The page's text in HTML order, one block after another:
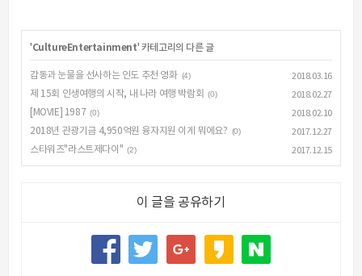
'CultureEntertainment' 카테고리의 다른 글
감동과 눈물을 선사하는 인도 추천 영화 (4)
2018.03.16
제 15회 인생여행의 시작, 내 나라 여행 박람회
(0)
2018.02.27
[MOVIE] 1987 (0)
2018.02.10
2018년 관광기금 4,950억원 융자지원 이게 뭐에요? (0)
2017.12.27
스타워즈"라스트제다이" (2) 2017.12.15
이 글을 공유하기